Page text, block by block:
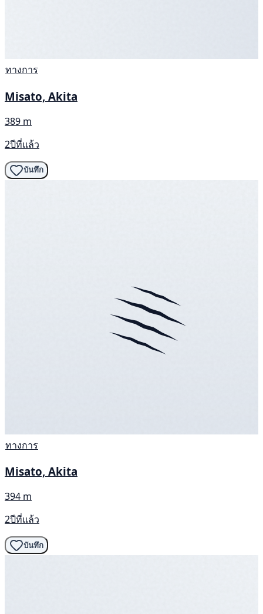
ทางการ
Misato, Akita
389 m
2ปีที่แล้ว
บันทึก
ทางการ
Misato, Akita
394 m
2ปีที่แล้ว
บันทึก